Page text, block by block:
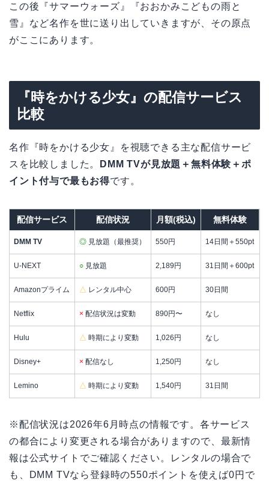
この後『サマーウォーズ』『おおかみこどもの雨と
雪』など名作を世に送り出していきますが、その原点
がここにあります。
『時をかける少女』の配信サービス
比較
名作『時をかける少女』を視聴できる主な配信サービ
スを比較しました。
DMM TVが見放題＋無料体験＋ポ
イント付与で最もお得です。
配信サービス 配信状況 月額(税込) 無料体験
DMM TV ◎ 見放題（最推奨） 550円 14日間＋550pt
U-NEXT ○ 見放題 2,189円 31日間＋600pt
Amazonプライム △ レンタル中心 600円 30日間
Netflix × 配信状況は変動 890円〜 なし
Hulu △ 時期により変動 1,026円 なし
Disney+ × 配信なし 1,250円 なし
Lemino △ 時期により変動 1,540円 31日間
※配信状況は2026年6月時点の情報です。各サービス
の都合により変更される場合がありますので、最新情
報は公式サイトでご確認ください。レンタルの場合で
も、DMM TVなら登録時の550ポイントを使えば0円で